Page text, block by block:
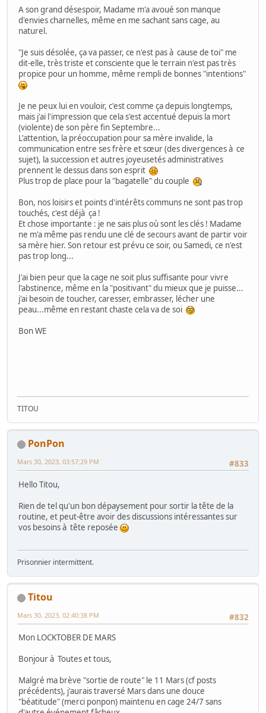
A son grand désespoir, Madame m'a avoué son manque
d'envies charnelles, même en me sachant sans cage, au
naturel.
"Je suis désolée, ça va passer, ce n'est pas à cause de toi" me
dit-elle, très triste et consciente que le terrain n'est pas très
propice pour un homme, même rempli de bonnes "intentions"
Je ne peux lui en vouloir, c'est comme ça depuis longtemps,
mais j'ai l'impression que cela s'est accentué depuis la mort
(violente) de son père fin Septembre...
L'attention, la préoccupation pour sa mère invalide, la
communication entre ses frère et sœur (des divergences à ce
sujet), la succession et autres joyeusetés administratives
prennent le dessus dans son esprit
Plus trop de place pour la "bagatelle" du couple
Bon, nos loisirs et points d'intérêts communs ne sont pas trop
touchés, c'est déjà ça !
Et chose importante : je ne sais plus où sont les clés ! Madame
ne m'a même pas rendu une clé de secours avant de partir voir
sa mère hier. Son retour est prévu ce soir, ou Samedi, ce n'est
pas trop long...
J'ai bien peur que la cage ne soit plus suffisante pour vivre
l'abstinence, même en la "positivant" du mieux que je puisse...
j'ai besoin de toucher, caresser, embrasser, lécher une
peau...même en restant chaste cela va de soi
Bon WE
TITOU
PonPon
#833
Mars 30, 2023, 03:57:29 PM
Hello Titou,
Rien de tel qu'un bon dépaysement pour sortir la tête de la
routine, et peut-être avoir des discussions intéressantes sur
vos besoins à tête reposée
Prisonnier intermittent.
Titou
#832
Mars 30, 2023, 02:40:38 PM
Mon LOCKTOBER DE MARS
Bonjour à Toutes et tous,
Malgré ma brève "sortie de route" le 11 Mars (cf posts
précédents), j'aurais traversé Mars dans une douce
"béatitude" (merci ponpon) maintenu en cage 24/7 sans